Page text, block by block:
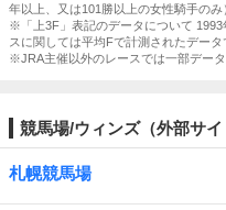
年以上、又は101勝以上の女性騎手のみ
※「上3F」表記のデータについて
スに関しては平均Fで計測されたデータ
※JRA主催以外のレースでは一部データ
競馬場/ウィンズ（外部サイ
札幌競馬場